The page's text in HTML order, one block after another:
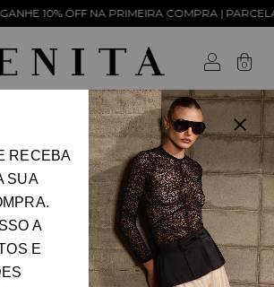
OFF NA PRIMEIRA COMPRA |
0
FILTRAR
RECEBA
SUA
A
E